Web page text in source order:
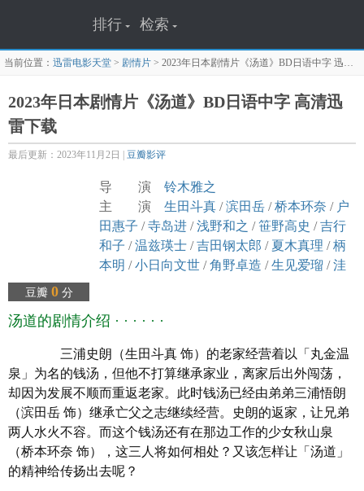
排行 检索
当前位置： 迅雷电影天堂 > 剧情片 > 2023年日本剧情片《汤道》BD日语中字 迅雷下载页面
2023年日本剧情片《汤道》BD日语中字 高清迅
雷下载
最后更新：2023年11月2日 | 豆瓣影评
豆瓣 0分
导 演 铃木雅之
主 演 生田斗真 /滨田岳 /桥本环奈 / 户
田惠子 /寺岛进 /浅野和之 /笹野高史 /吉行
和子 /温兹瑛士 /吉田钢太郎 / 夏木真理 /柄
本明 /小日向文世 /角野卓造 /生见爱瑠 /洼
道
年 代 2023
产 地 日本
类 别 剧情
语 言 日语
字 幕 中文字幕
上映日期 2023-02-23(日本)
豆瓣评分 7.2/10 from 314 users
汤道的剧情介绍 · · · · · ·
三浦史朗（生田斗真 饰）的老家经营着以「丸金温
泉」为名的钱汤，但他不打算继承家业，离家后出外闯荡，
却因为发展不顺而重返老家。此时钱汤已经由弟弟三浦悟朗
（滨田岳 饰）继承亡父之志继续经营。史朗的返家，让兄弟
两人水火不容。而这个钱汤还有在那边工作的少女秋山泉
（桥本环奈 饰），这三人将如何相处？又该怎样让「汤道」
的精神给传扬出去呢？